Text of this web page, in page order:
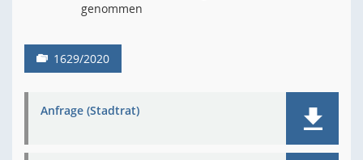
genommen
1629/2020
Anfrage (Stadtrat)